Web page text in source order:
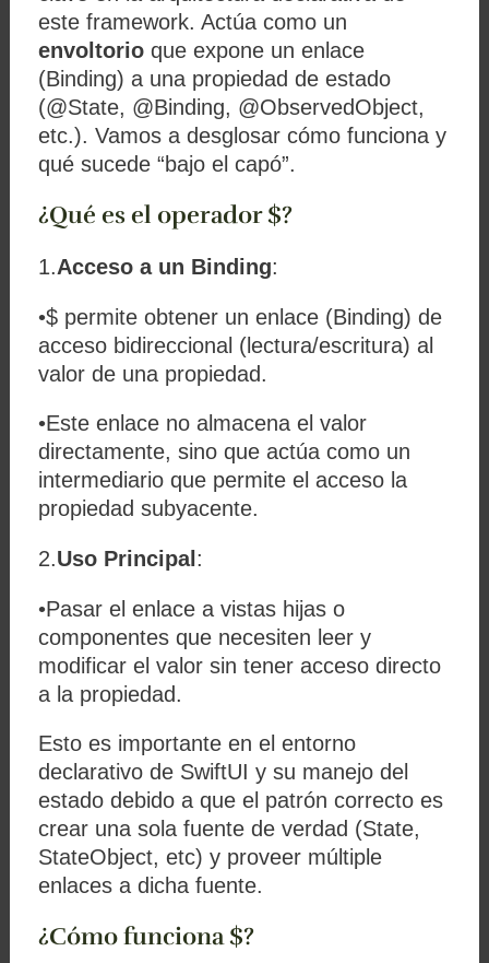
este framework. Actúa como un
envoltorio que expone un enlace
(Binding) a una propiedad de estado
(@State, @Binding, @ObservedObject,
etc.). Vamos a desglosar cómo funciona y
qué sucede “bajo el capó”.
¿Qué es el operador $?
1.Acceso a un Binding:
•$ permite obtener un enlace (Binding) de
acceso bidireccional (lectura/escritura) al
valor de una propiedad.
•Este enlace no almacena el valor
directamente, sino que actúa como un
intermediario que permite el acceso la
propiedad subyacente.
2.Uso Principal :
•Pasar el enlace a vistas hijas o
componentes que necesiten leer y
modificar el valor sin tener acceso directo
a la propiedad.
Esto es importante en el entorno
declarativo de SwiftUI y su manejo del
estado debido a que el patrón correcto es
crear una sola fuente de verdad (State,
StateObject, etc) y proveer múltiple
enlaces a dicha fuente.
¿Cómo funciona $?